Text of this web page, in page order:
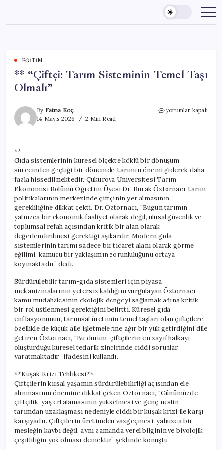
content
EĞITIM
** “Çiftçi: Tarım Sisteminin Temel Taşı
Olmalı”
By Fatma Koç
14 Mayıs 2026
2 Min Read
**
Olmalı”
için
yorumlar kapalı
**
Gıda sistemlerinin küresel ölçekte köklü bir dönüşüm
sürecinden geçtiği bir dönemde, tarımın önemi giderek daha
fazla hissedilmektedir. Çukurova Üniversitesi Tarım
Ekonomisi Bölümü Öğretim Üyesi Dr. Burak Öztornacı, tarım
politikalarının merkezinde çiftçinin yer almasının
gerekliliğine dikkat çekti. Dr. Öztornacı, “Bugün tarımın
yalnızca bir ekonomik faaliyet olarak değil, ulusal güvenlik ve
toplumsal refah açısından kritik bir alan olarak
değerlendirilmesi gerektiği aşikardır. Modern gıda
sistemlerinin tarımı sadece bir ticaret alanı olarak görme
eğilimi, kamucu bir yaklaşımın zorunluluğunu ortaya
koymaktadır” dedi.
Sürdürülebilir tarım-gıda sistemleri için piyasa
mekanizmalarının yetersiz kaldığını vurgulayan Öztornacı,
kamu müdahalesinin ekolojik dengeyi sağlamak adına kritik
bir rol üstlenmesi gerektiğini belirtti. Küresel gıda
enflasyonunun, tarımsal üretimin temel taşları olan çiftçilere,
özellikle de küçük aile işletmelerine ağır bir yük getirdiğini dile
getiren Öztornacı, “Bu durum, çiftçilerin en zayıf halkayı
oluşturduğu küresel tedarik zincirinde ciddi sorunlar
yaratmaktadır” ifadesini kullandı.
**Kuşak Krizi Tehlikesi**
Çiftçilerin kırsal yaşamın sürdürülebilirliği açısından ele
alınmasının önemine dikkat çeken Öztornacı, “Günümüzde
çiftçilik, yaş ortalamasının yükselmesi ve genç neslin
tarımdan uzaklaşması nedeniyle ciddi bir kuşak krizi ile karşı
karşıyadır. Çiftçilerin üretimden vazgeçmesi, yalnızca bir
mesleğin kaybı değil, aynı zamanda yerel bilginin ve biyolojik
çeşitliliğin yok olması demektir” şeklinde konuştu.